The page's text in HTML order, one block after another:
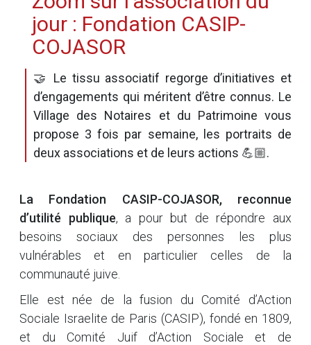
jour : Fondation CASIP-
COJASOR
🤝 Le tissu associatif regorge d’initiatives et
d’engagements qui méritent d’être connus. Le
Village des Notaires et du Patrimoine vous
propose 3 fois par semaine, les portraits de
deux associations et de leurs actions 💪🏼.
La Fondation CASIP-COJASOR, reconnue
d’utilité publique, a pour but de répondre aux
besoins sociaux des personnes les plus
vulnérables et en particulier celles de la
communauté juive.
Elle est née de la fusion du Comité d’Action
Sociale Israelite de Paris (CASIP), fondé en 1809,
et du Comité Juif d’Action Sociale et de